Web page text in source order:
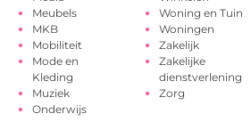
Meubels
MKB
Mobiliteit
Mode en
Kleding
Muziek
Onderwijs
Woning en Tuin
Woningen
Zakelijk
Zakelijke
dienstverlening
Zorg